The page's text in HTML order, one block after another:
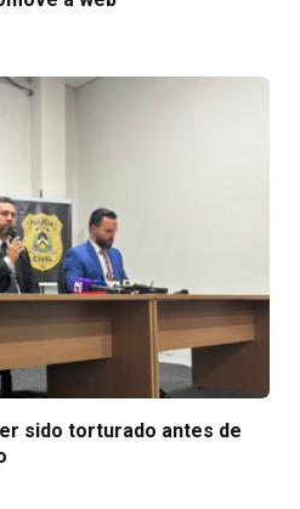
sido torturado antes de